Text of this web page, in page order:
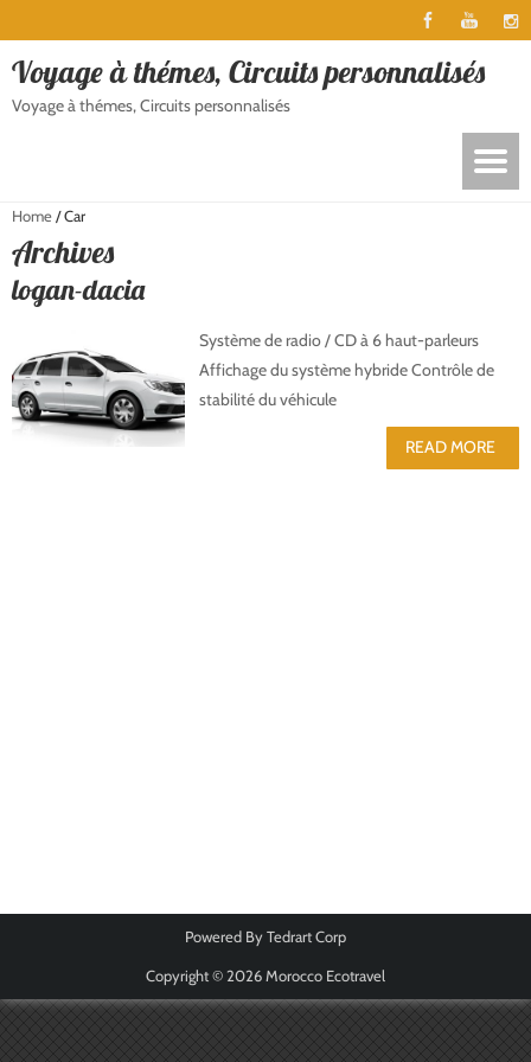
Voyage à thémes, Circuits personnalisés
Voyage à thémes, Circuits personnalisés
Home/Car
Archives
logan-dacia
Système de radio / CD à 6 haut-parleurs
Affichage du système hybride Contrôle de
stabilité du véhicule
READ MORE
Powered ByTedrart Corp
Copyright © 2026Morocco Ecotravel